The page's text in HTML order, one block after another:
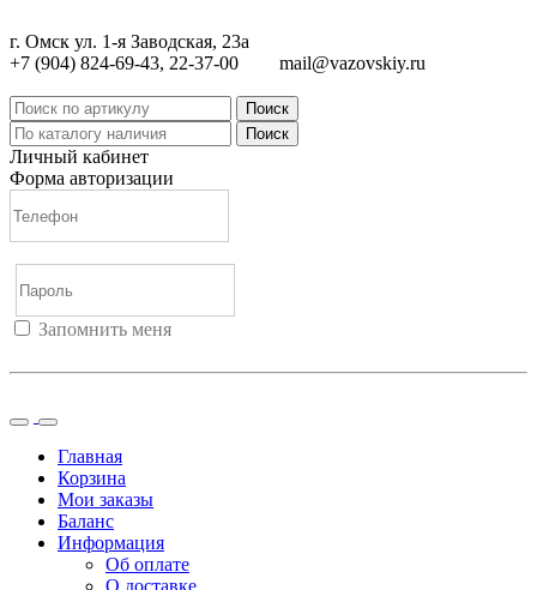
г. Омск ул. 1-я Заводская, 23а
+7 (904) 824-69-43, 22-37-00
mail@vazovskiy.ru
Поиск
Поиск
Личный кабинет
Форма авторизации
Запомнить меня
Главная
Корзина
Мои заказы
Баланс
Информация
Об оплате
О доставке